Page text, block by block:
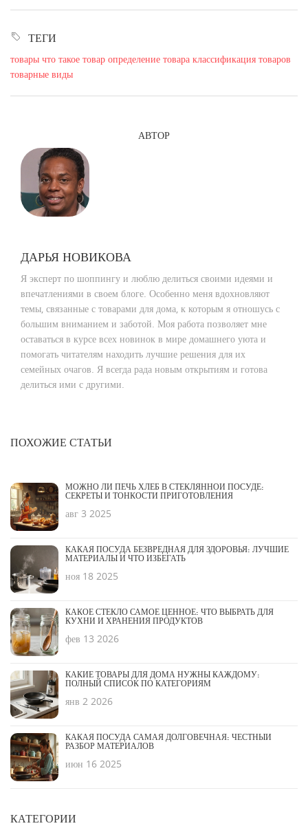
ТЕГИ
товары что такое товар определение товара классификация товаров
товарные виды
АВТОР
ДАРЬЯ НОВИКОВА
Я эксперт по шоппингу и люблю делиться своими идеями и
впечатлениями в своем блоге. Особенно меня вдохновляют
темы, связанные с товарами для дома, к которым я отношусь с
большим вниманием и заботой. Моя работа позволяет мне
оставаться в курсе всех новинок в мире домашнего уюта и
помогать читателям находить лучшие решения для их
семейных очагов. Я всегда рада новым открытиям и готова
делиться ими с другими.
ПОХОЖИЕ СТАТЬИ
МОЖНО ЛИ ПЕЧЬ ХЛЕБ В СТЕКЛЯННОЙ ПОСУДЕ:
СЕКРЕТЫ И ТОНКОСТИ ПРИГОТОВЛЕНИЯ
авг 3 2025
КАКАЯ ПОСУДА БЕЗВРЕДНАЯ ДЛЯ ЗДОРОВЬЯ: ЛУЧШИЕ
МАТЕРИАЛЫ И ЧТО ИЗБЕГАТЬ
ноя 18 2025
КАКОЕ СТЕКЛО САМОЕ ЦЕННОЕ: ЧТО ВЫБРАТЬ ДЛЯ
КУХНИ И ХРАНЕНИЯ ПРОДУКТОВ
фев 13 2026
КАКИЕ ТОВАРЫ ДЛЯ ДОМА НУЖНЫ КАЖДОМУ:
ПОЛНЫЙ СПИСОК ПО КАТЕГОРИЯМ
янв 2 2026
КАКАЯ ПОСУДА САМАЯ ДОЛГОВЕЧНАЯ: ЧЕСТНЫЙ
РАЗБОР МАТЕРИАЛОВ
июн 16 2025
КАТЕГОРИИ